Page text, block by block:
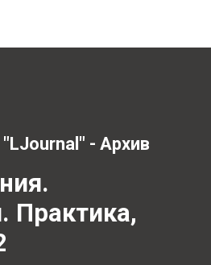
- Архив
Практика,